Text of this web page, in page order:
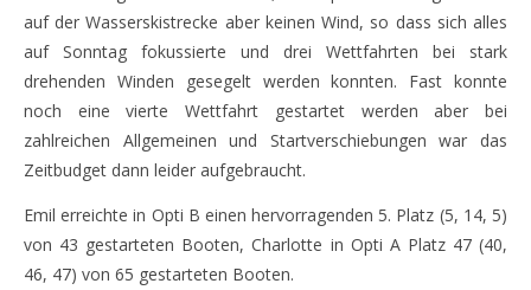
auf der Wasserskistrecke aber keinen Wind, so dass sich alles
auf Sonntag fokussierte und drei Wettfahrten bei stark
drehenden Winden gesegelt werden konnten. Fast konnte
noch eine vierte Wettfahrt gestartet werden aber bei
zahlreichen Allgemeinen und Startverschiebungen war das
Zeitbudget dann leider aufgebraucht.
Emil erreichte in Opti B einen hervorragenden 5. Platz (5, 14, 5)
von 43 gestarteten Booten, Charlotte in Opti A Platz 47 (40,
46, 47) von 65 gestarteten Booten.